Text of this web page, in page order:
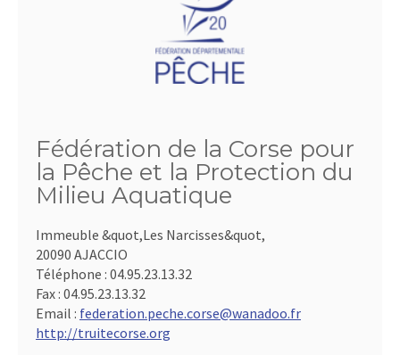
Fédération de la Corse pour
la Pêche et la Protection du
Milieu Aquatique
Immeuble &quot,Les Narcisses&quot,
20090 AJACCIO
Téléphone : 04.95.23.13.32
Fax : 04.95.23.13.32
Email : federation.peche.corse@wanadoo.fr
http://truitecorse.org